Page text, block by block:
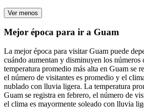
Ver menos
Mejor época para ir a Guam
La mejor época para visitar Guam puede
cuándo aumentan y disminuyen los números
temperatura promedio más alta en Guam se
el número de visitantes es promedio y el
nublado con lluvia ligera. La temperatura
Guam se registra en febrero, el número de
el clima es mayormente soleado con lluvia